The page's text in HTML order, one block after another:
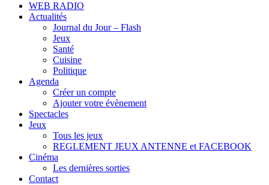
WEB RADIO
Actualités
Journal du Jour – Flash
Jeux
Santé
Cuisine
Politique
Agenda
Créer un compte
Ajouter votre évènement
Spectacles
Jeux
Tous les jeux
REGLEMENT JEUX ANTENNE et FACEBOOK
Cinéma
Les dernières sorties
Contact